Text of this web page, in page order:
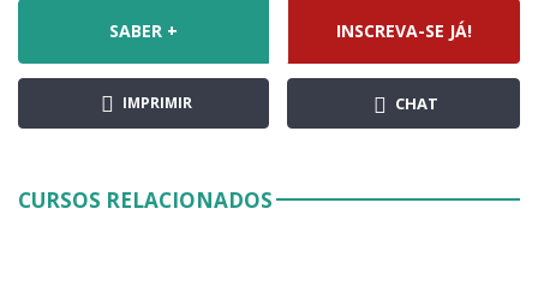
SABER + INSCREVA-SE JÁ!
IMPRIMIR CHAT
CURSOS RELACIONADOS